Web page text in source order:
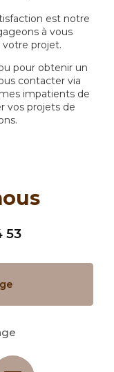
est notre
à vous
projet.
pour obtenir un
contacter via
impatients de
vos projets de
53